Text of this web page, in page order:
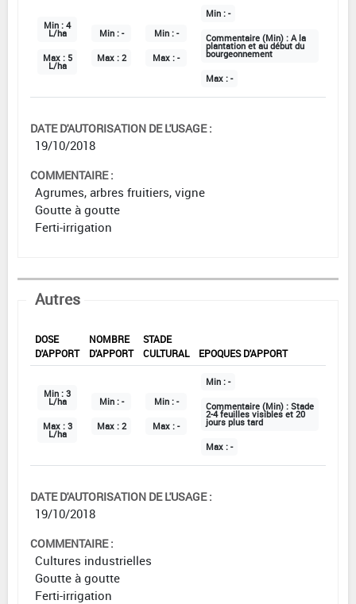
Min : 4
L/ha
Max : 5
L/ha
Min : -
Max : 2
Min : -
Max : -
Min : -
Commentaire (Min) : A la
plantation et au début du
bourgeonnement
Max : -
DATE D'AUTORISATION DE L'USAGE :
19/10/2018
COMMENTAIRE :
Agrumes, arbres fruitiers, vigne
Goutte à goutte
Ferti-irrigation
Autres
DOSE
D'APPORT
NOMBRE
D'APPORT
STADE
CULTURAL
EPOQUES D'APPORT
Min : 3
L/ha
Max : 3
L/ha
Min : -
Max : 2
Min : -
Max : -
Min : -
Commentaire (Min) : Stade
2-4 feuilles visibles et 20
jours plus tard
Max : -
DATE D'AUTORISATION DE L'USAGE :
19/10/2018
COMMENTAIRE :
Cultures industrielles
Goutte à goutte
Ferti-irrigation